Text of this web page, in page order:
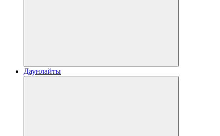
Даунлайты